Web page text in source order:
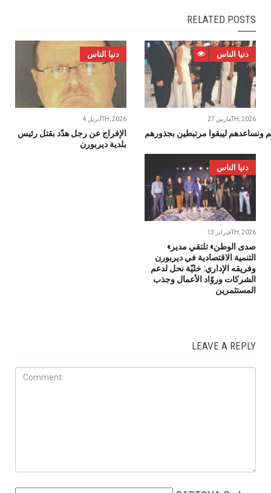
RELATED POSTS
دنيا الناس
أبريل 4TH, 2026
‬بلدية‭ ‬ديربورن
دنيا الناس
مارس 27TH, 2026
ونساعدهم ليبقوا مرتبطين بجذورهم
دنيا الناس
فبراير 13TH, 2026
«صدى الوطن» تلتقي مدير
التنمية الاقتصادية في ديربورن
وفريقه الإداري: خليّة نحل لدعم
الشركات وروّاد الأعمال وجذب
المستثمرين
LEAVE A REPLY